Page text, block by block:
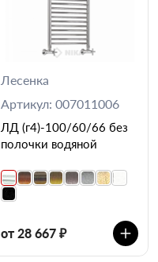
Лесенка
Артикул: 007011006
ЛД (г4)-100/60/66 без
полочки водяной
от 28 667 ₽